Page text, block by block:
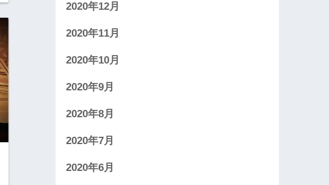
2020年12月
2020年11月
2020年10月
2020年9月
2020年8月
2020年7月
2020年6月